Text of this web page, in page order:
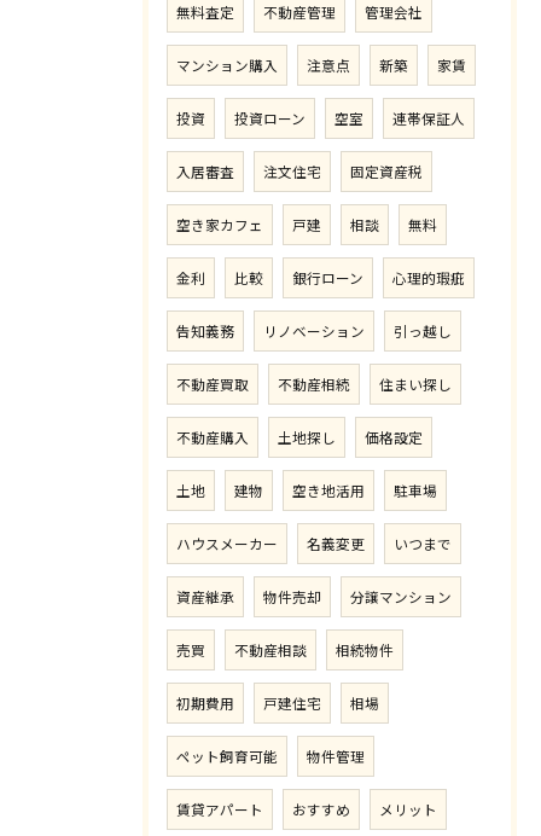
無料査定 不動産管理 管理会社
マンション購入 注意点 新築 家賃
投資 投資ローン 空室 連帯保証人
入居審査 注文住宅 固定資産税
空き家カフェ 戸建 相談 無料
金利 比較 銀行ローン 心理的瑕疵
告知義務 リノベーション 引っ越し
不動産買取 不動産相続 住まい探し
不動産購入 土地探し 価格設定
土地 建物 空き地活用 駐車場
ハウスメーカー 名義変更 いつまで
資産継承 物件売却 分譲マンション
売買 不動産相談 相続物件
初期費用 戸建住宅 相場
ペット飼育可能 物件管理
賃貸アパート おすすめ メリット